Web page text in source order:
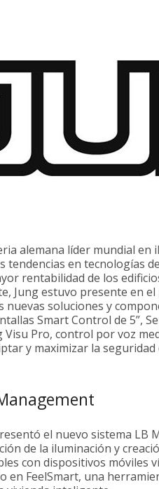
alemana líder mundial en
tendencias en tecnologías
rentabilidad de los
Jung estuvo presente en
nuevas soluciones y
Smart Control de 5”,
Visu Pro, control por voz
y maximizar la
el nuevo sistema
de la iluminación y
con dispositivos móviles
en FeelSmart, una